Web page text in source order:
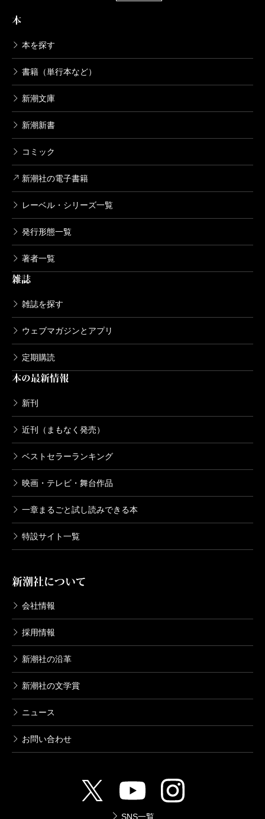
対照的な二人が出会い、ともに一線を越えること
愚かさが引き起こした底辺の犯罪を克明かつスリリ
ングに描くノワールだが、それだけでは終わらない。
は脱帽するしかない。そこらのイヤミスをまとめて蹴
ちなみに本書は、望月諒子のデビュー作『神の手』
に始まり、『殺人者』『呪い人形』『腐葉土』と続く
木部美智子シリーズの五冊目だが、それぞれ物語は完
全に独立しているので、初めての人もご心配なく。
本
本を探す
書籍（単行本など）
新潮文庫
新潮新書
コミック
新潮社の電子書籍
レーベル・シリーズ一覧
発行形態一覧
著者一覧
雑誌
雑誌を探す
ウェブマガジンとアプリ
定期購読
本の最新情報
新刊
近刊（まもなく発売）
ベストセラーランキング
映画・テレビ・舞台作品
一章まるごと試し読みできる本
特設サイト一覧
新潮社について
会社情報
採用情報
新潮社の沿革
新潮社の文学賞
ニュース
お問い合わせ
SNS一覧